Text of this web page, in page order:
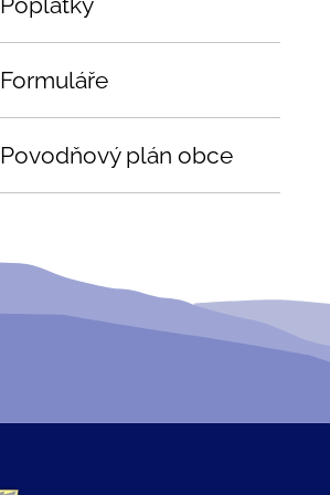
Formuláře
Povodňový plán obce